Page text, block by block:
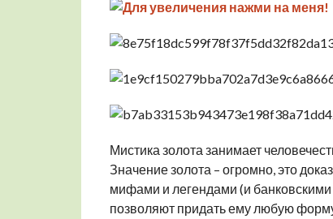
Мистика золота занимает
Значение золота – огромно, это
мифами и легендами (и банковскими
позволяют придать ему любую